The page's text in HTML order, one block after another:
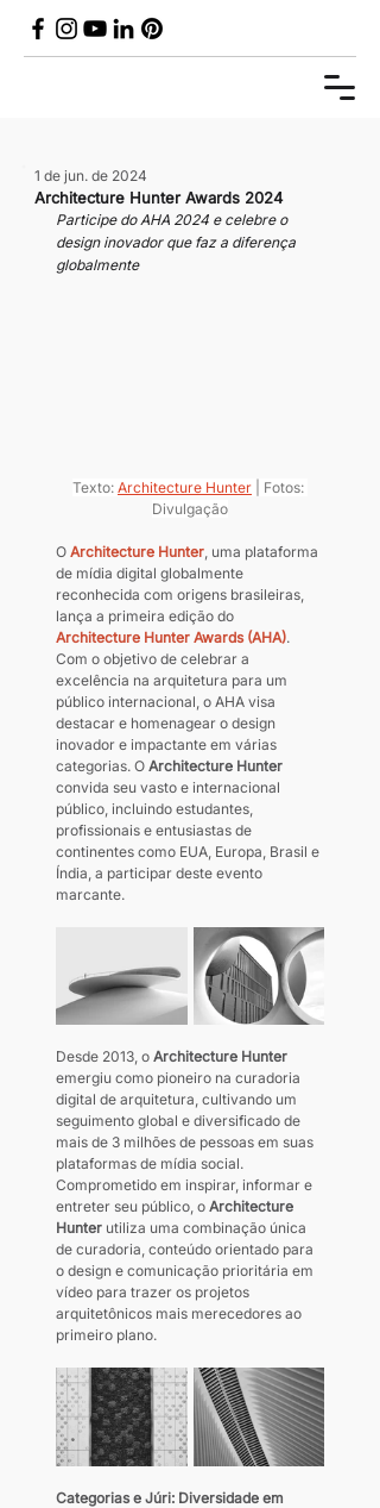
Architecture Hunter Awards 2024
1 de jun. de 2024
Participe do AHA 2024 e celebre o
design inovador que faz a diferença
globalmente
Texto: Architecture Hunter | Fotos:
Divulgação
O Architecture Hunter , uma plataforma
de mídia digital globalmente
reconhecida com origens brasileiras,
lança a primeira edição do
Architecture Hunter Awards (AHA).
Com o objetivo de celebrar a
excelência na arquitetura para um
público internacional, o AHA visa
destacar e homenagear o design
inovador e impactante em várias
categorias. O Architecture Hunter
convida seu vasto e internacional
público, incluindo estudantes,
profissionais e entusiastas de
continentes como EUA, Europa, Brasil e
Índia, a participar deste evento
marcante.
Desde 2013, o Architecture Hunter
emergiu como pioneiro na curadoria
digital de arquitetura, cultivando um
seguimento global e diversificado de
mais de 3 milhões de pessoas em suas
plataformas de mídia social.
Comprometido em inspirar, informar e
entreter seu público, o Architecture
Hunter utiliza uma combinação única
de curadoria, conteúdo orientado para
o design e comunicação prioritária em
vídeo para trazer os projetos
arquitetônicos mais merecedores ao
primeiro plano.
Categorias e Júri: Diversidade em